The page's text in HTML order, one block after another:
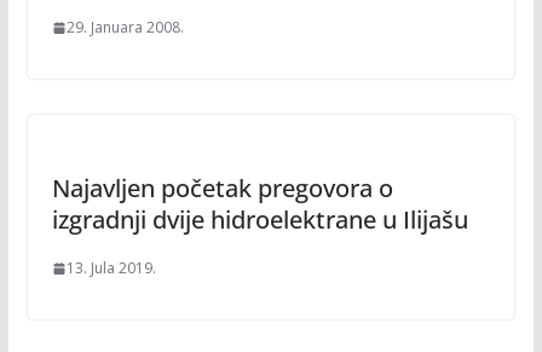
29. Januara 2008.
Najavljen početak pregovora o
izgradnji dvije hidroelektrane u Ilijašu
13. Jula 2019.